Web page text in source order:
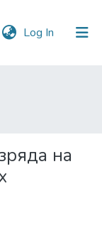
Log In (current)
на